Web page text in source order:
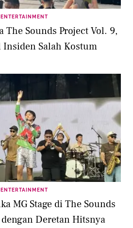
ENTERTAINMENT
The Sounds Project Vol. 9,
Insiden Salah Kostum
ENTERTAINMENT
MG Stage di The Sounds
Deretan Hitsnya